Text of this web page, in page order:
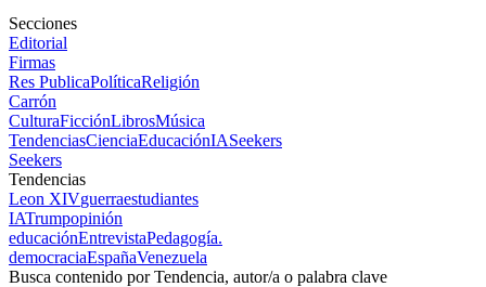
Secciones
Editorial
Firmas
Res PublicaPolíticaReligión
Carrón
CulturaFicciónLibrosMúsica
TendenciasCienciaEducaciónIASeekers
Seekers
Tendencias
Leon XIVguerraestudiantes
IATrumpopinión
educaciónEntrevistaPedagogía.
democraciaEspañaVenezuela
Busca contenido por Tendencia, autor/a o palabra clave